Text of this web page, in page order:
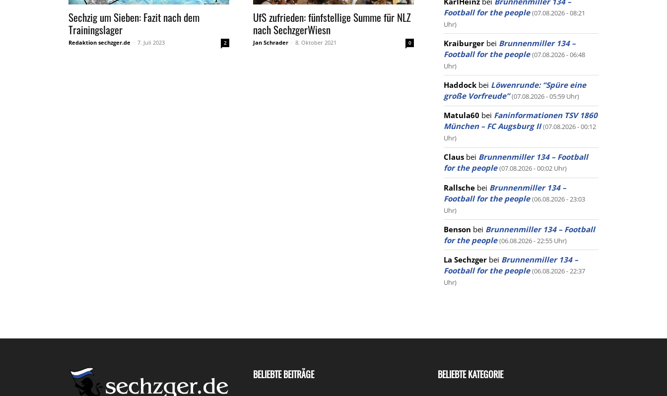
Sechzig um Sieben: Fazit nach dem
Trainingslager
Redaktion sechzger.de - 7. Juli 2023 2
UfS zufrieden: fünfstellige Summe für NLZ
nach SechzgerWiesn
Jan Schrader - 8. Oktober 2021 0
Football for the people (07.08.2026 - 08:21
Uhr)
Kraiburger bei Brunnenmiller 134 –
Football for the people (07.08.2026 - 06:48
Uhr)
Haddock bei Löwenrunde: “Spüre eine
große Vorfreude” (07.08.2026 - 05:59 Uhr)
Matula60 bei Faninformationen TSV 1860
München – FC Augsburg II (07.08.2026 - 00:12
Uhr)
Claus bei Brunnenmiller 134 – Football
for the people (07.08.2026 - 00:02 Uhr)
Rallsche bei Brunnenmiller 134 –
Football for the people (06.08.2026 - 23:03
Uhr)
Benson bei Brunnenmiller 134 – Football
for the people (06.08.2026 - 22:55 Uhr)
La Sechzger bei Brunnenmiller 134 –
Football for the people (06.08.2026 - 22:37
Uhr)
BELIEBTE BEITRÄGE BELIEBTE KATEGORIE